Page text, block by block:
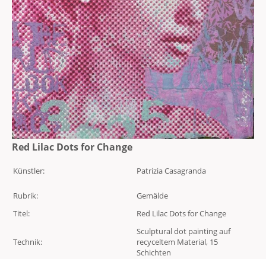
Red Lilac Dots for Change
Künstler: Patrizia Casagranda
Rubrik:
Gemälde
Titel:
Red Lilac Dots for Change
Technik:
Sculptural dot painting auf
recyceltem Material, 15
Schichten